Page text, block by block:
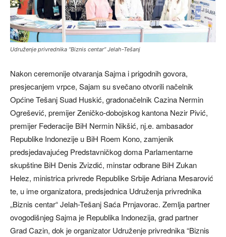
Udruženje privrednika “Biznis centar” Jelah-Tešanj
Nakon ceremonije otvaranja Sajma i prigodnih govora,
presjecanjem vrpce, Sajam su svečano otvorili načelnik
Općine Tešanj Suad Huskić, gradonačelnik Cazina Nermin
Ogrešević, premijer Zeničko-dobojskog kantona Nezir Pivić,
premijer Federacije BiH Nermin Nikšić, nj.e. ambasador
Republike Indonezije u BiH Roem Kono, zamjenik
predsjedavajućeg Predstavničkog doma Parlamentarne
skupštine BiH Denis Zvizdić, minstar odbrane BiH Zukan
Helez, ministrica privrede Republike Srbije Adriana Mesarović
te, u ime organizatora, predsjednica Udruženja privrednika
„Biznis centar“ Jelah-Tešanj Saća Prnjavorac. Zemlja partner
ovogodišnjeg Sajma je Republika Indonezija, grad partner
Grad Cazin, dok je organizator Udruženje privrednika “Biznis